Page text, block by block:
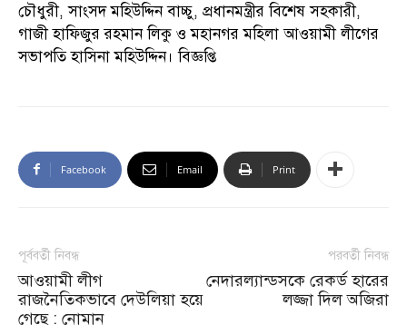
চৌধুরী, সাংসদ মহিউদ্দিন বাচ্চু, প্রধানমন্ত্রীর বিশেষ সহকারী,
গাজী হাফিজুর রহমান লিকু ও মহানগর মহিলা আওয়ামী লীগের
সভাপতি হাসিনা মহিউদ্দিন। বিজ্ঞপ্তি
Facebook Email Print
পূর্ববর্তী নিবন্ধ
আওয়ামী লীগ
রাজনৈতিকভাবে দেউলিয়া হয়ে
গেছে : নোমান
পরবর্তী নিবন্ধ
নেদারল্যান্ডসকে রেকর্ড হারের
লজ্জা দিল অজিরা